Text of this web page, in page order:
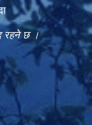
रहने छ ।